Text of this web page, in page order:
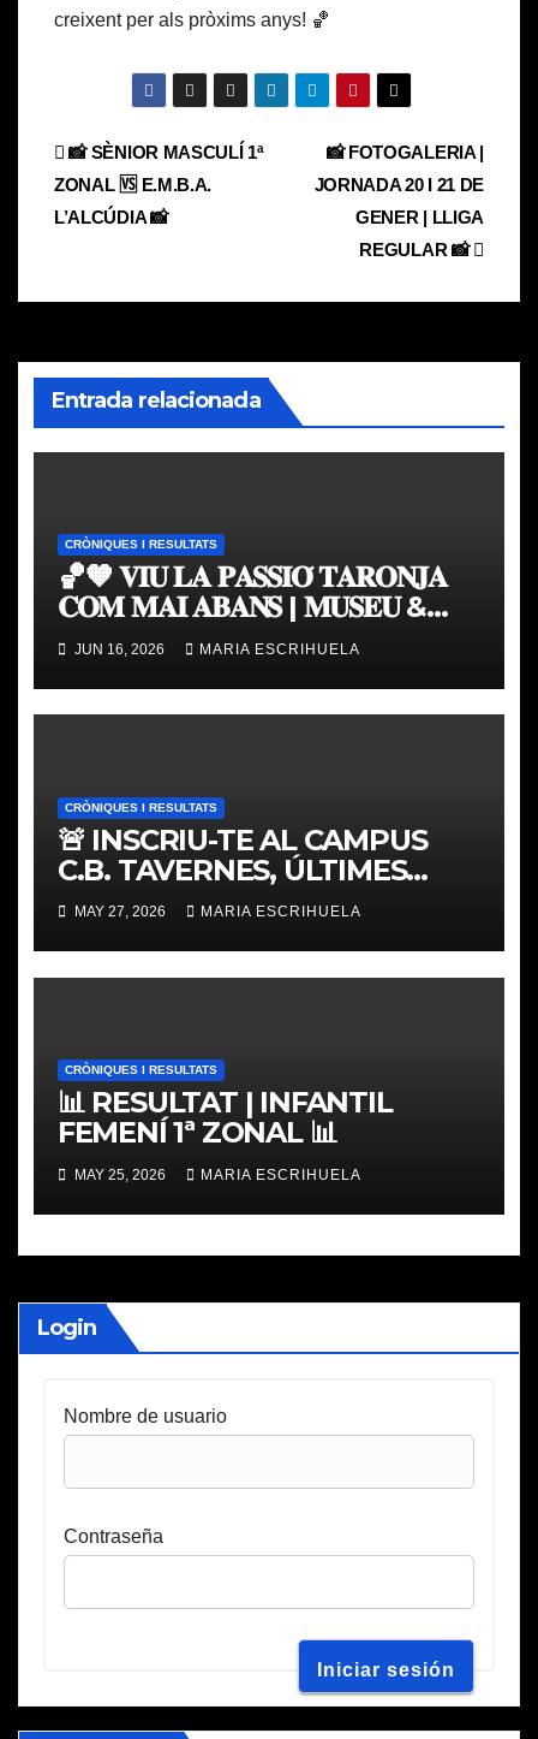
creixent per als pròxims anys! 🏀
Navegación
de
📸 FOTOGALERIA |
JORNADA 20 I 21 DE
GENER | LLIGA
REGULAR 📸
📸 SÈNIOR MASCULÍ 1ª
ZONAL 🆚 E.M.B.A.
L’ALCÚDIA 📸
Entrada relacionada
CRÒNIQUES I RESULTATS
🏀🧡 𝐕𝐈𝐔 𝐋𝐀 𝐏𝐀𝐒𝐒𝐈𝐎́ 𝐓𝐀𝐑𝐎𝐍𝐉𝐀
𝐂𝐎𝐌 𝐌𝐀𝐈 𝐀𝐁𝐀𝐍𝐒 | 𝐌𝐔𝐒𝐄𝐔 &
𝐓𝐎𝐔𝐑 𝐕𝐀𝐋𝐄𝐍𝐂𝐈𝐀 𝐁𝐀𝐒𝐊𝐄𝐓
JUN 16, 2026 MARIA ESCRIHUELA
CRÒNIQUES I RESULTATS
🚨 INSCRIU-TE AL CAMPUS
C.B. TAVERNES, ÚLTIMES
PLACES
MAY 27, 2026 MARIA ESCRIHUELA
CRÒNIQUES I RESULTATS
📊 RESULTAT | INFANTIL
FEMENÍ 1ª ZONAL 📊
MAY 25, 2026 MARIA ESCRIHUELA
Login
Nombre de usuario
Contraseña